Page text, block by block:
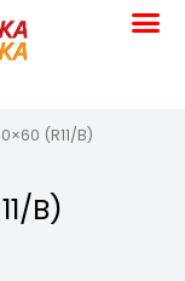
(R11/B)
B)